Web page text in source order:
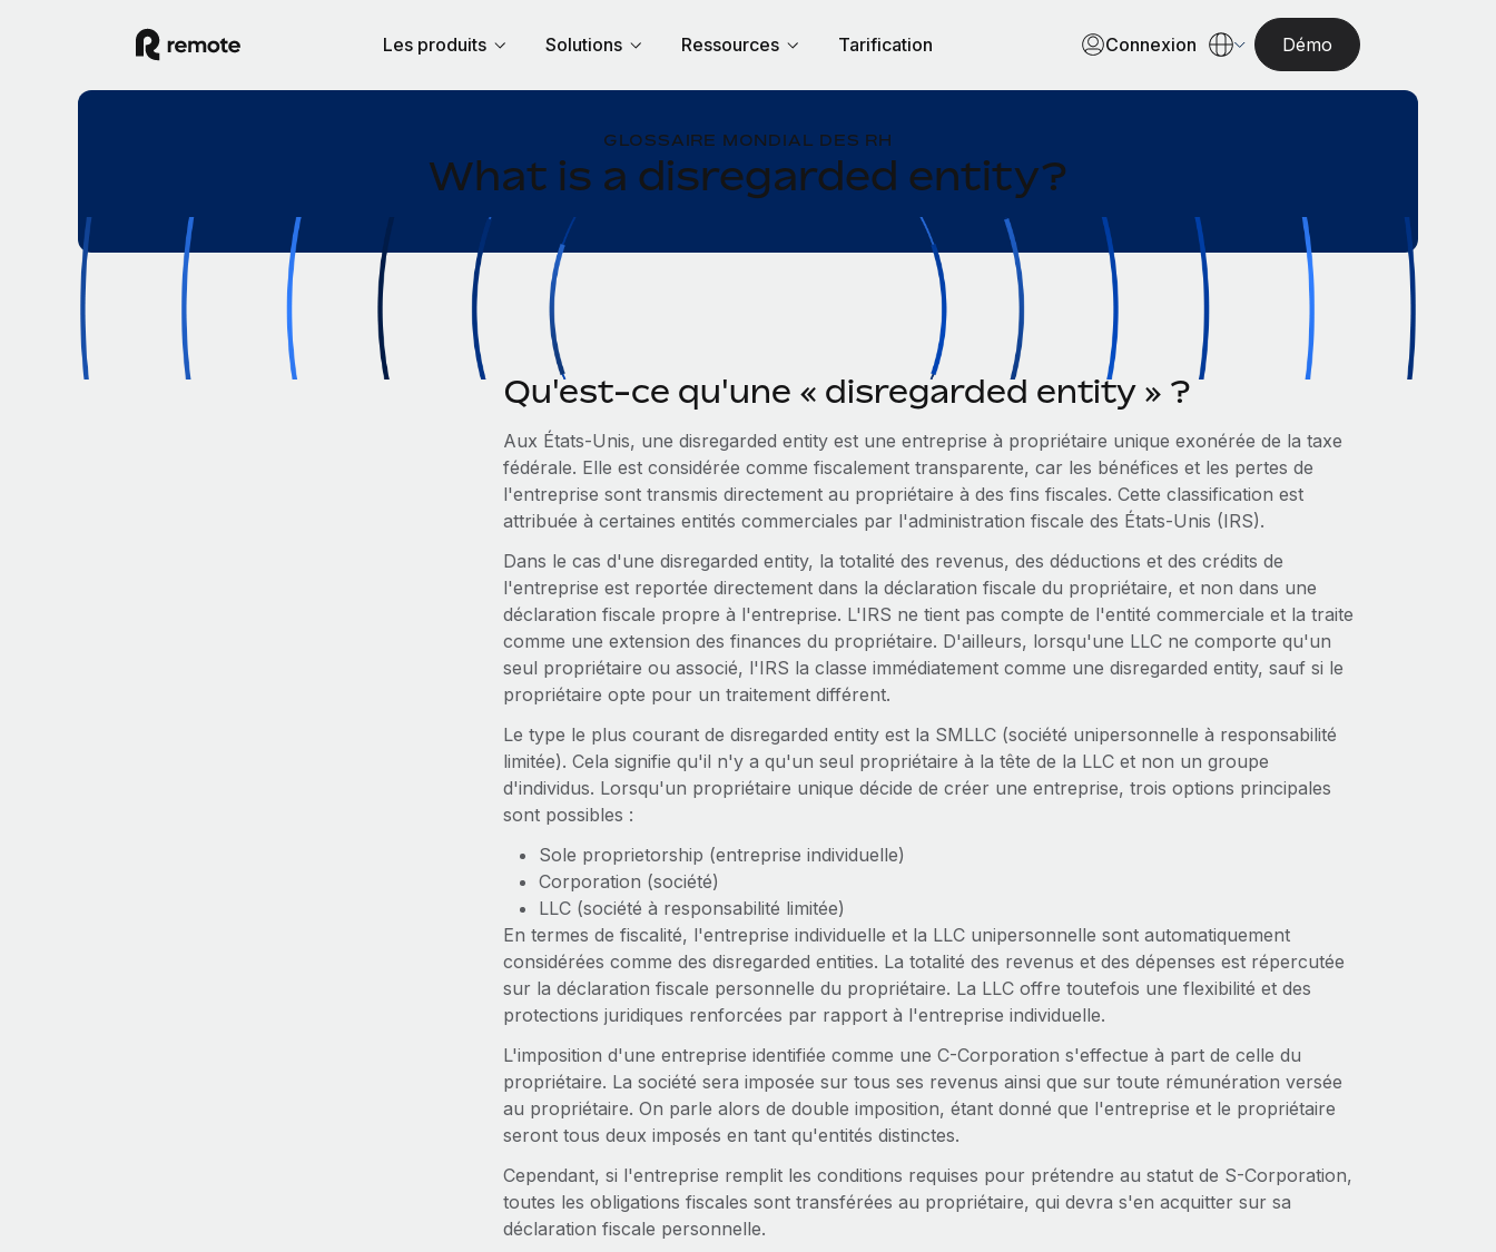
Les produits Solutions Ressources Tarification Connexion Démo
GLOSSAIRE MONDIAL DES RH
What is a disregarded entity?
Qu'est-ce qu'une « disregarded entity » ?
Aux États-Unis, une disregarded entity est une entreprise à propriétaire unique exonérée de la taxe
fédérale. Elle est considérée comme fiscalement transparente, car les bénéfices et les pertes de
l'entreprise sont transmis directement au propriétaire à des fins fiscales. Cette classification est
attribuée à certaines entités commerciales par l'administration fiscale des États-Unis (IRS).
Dans le cas d'une disregarded entity, la totalité des revenus, des déductions et des crédits de
l'entreprise est reportée directement dans la déclaration fiscale du propriétaire, et non dans une
déclaration fiscale propre à l'entreprise. L'IRS ne tient pas compte de l'entité commerciale et la traite
comme une extension des finances du propriétaire. D'ailleurs, lorsqu'une LLC ne comporte qu'un
seul propriétaire ou associé, l'IRS la classe immédiatement comme une disregarded entity, sauf si le
propriétaire opte pour un traitement différent.
Le type le plus courant de disregarded entity est la SMLLC (société unipersonnelle à responsabilité
limitée). Cela signifie qu'il n'y a qu'un seul propriétaire à la tête de la LLC et non un groupe
d'individus. Lorsqu'un propriétaire unique décide de créer une entreprise, trois options principales
sont possibles :
Sole proprietorship (entreprise individuelle)
Corporation (société)
LLC (société à responsabilité limitée)
En termes de fiscalité, l'entreprise individuelle et la LLC unipersonnelle sont automatiquement
considérées comme des disregarded entities. La totalité des revenus et des dépenses est répercutée
sur la déclaration fiscale personnelle du propriétaire. La LLC offre toutefois une flexibilité et des
protections juridiques renforcées par rapport à l'entreprise individuelle.
L'imposition d'une entreprise identifiée comme une C-Corporation s'effectue à part de celle du
propriétaire. La société sera imposée sur tous ses revenus ainsi que sur toute rémunération versée
au propriétaire. On parle alors de double imposition, étant donné que l'entreprise et le propriétaire
seront tous deux imposés en tant qu'entités distinctes.
Cependant, si l'entreprise remplit les conditions requises pour prétendre au statut de S-Corporation,
toutes les obligations fiscales sont transférées au propriétaire, qui devra s'en acquitter sur sa
déclaration fiscale personnelle.